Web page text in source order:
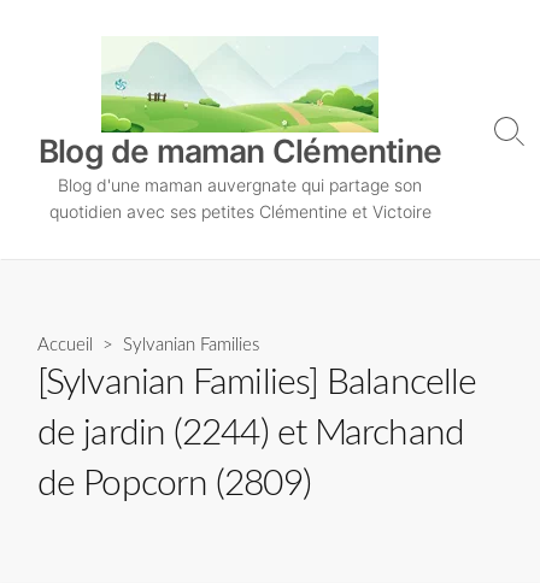
n
Blog de maman Clémentine
Blog d'une maman auvergnate qui partage son
quotidien avec ses petites Clémentine et Victoire
S
Accueil > Sylvanian Families
[Sylvanian Families] Balancelle
de jardin (2244) et Marchand
de Popcorn (2809)